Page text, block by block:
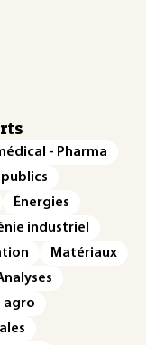
- Pharma
Énergies
industriel
Matériaux
agro